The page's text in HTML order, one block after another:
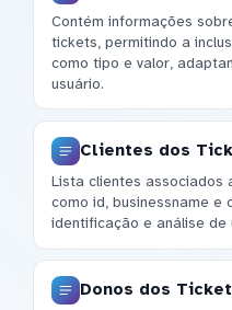
Contém informações
tickets, permitindo a
como tipo e valor,
usuário.
Clientes dos
Lista clientes associados
como id, businessname e
identificação e análise de
Donos dos